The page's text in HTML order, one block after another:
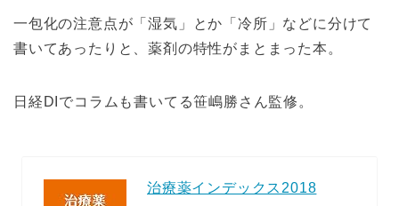
一包化の注意点が「湿気」とか「冷所」などに分けて
書いてあったりと、薬剤の特性がまとまった本。
日経DIでコラムも書いてる笹嶋勝さん監修。
治療薬インデックス2018